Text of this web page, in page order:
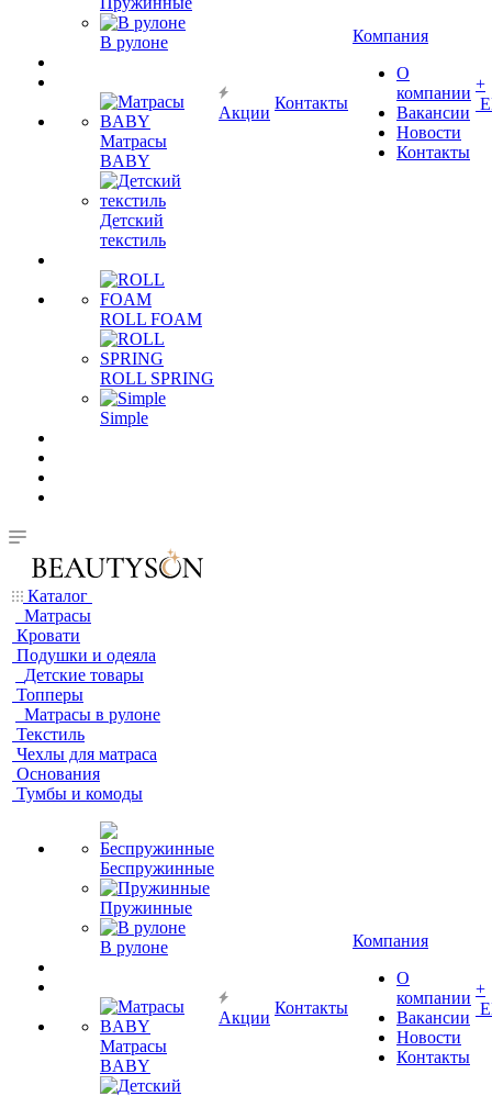
В рулоне
Матрасы
BABY
Детский
текстиль
ROLL FOAM
ROLL SPRING
Simple
Акции
Контакты
Компания
О
компании
Вакансии
Новости
Контакты
+
Каталог
Матрасы
Кровати
Подушки и одеяла
Детские товары
Топперы
Матрасы в рулоне
Текстиль
Чехлы для матраса
Основания
Тумбы и комоды
Беспружинные
Пружинные
В рулоне
Матрасы
BABY
Акции
Контакты
Компания
О
компании
Вакансии
Новости
Контакты
+